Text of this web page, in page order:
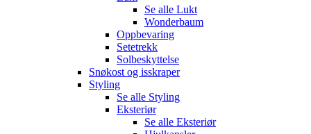
Se alle Lukt
Wonderbaum
Oppbevaring
Setetrekk
Solbeskyttelse
Snøkost og isskraper
Styling
Se alle Styling
Eksteriør
Se alle Eksteriør